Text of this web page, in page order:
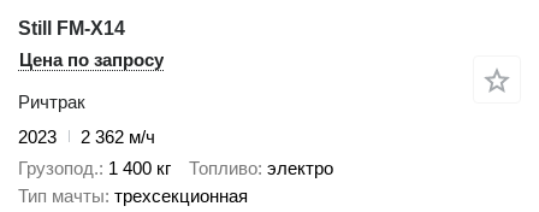
Still FM-X14
Цена по запросу
Ричтрак
2023
2 362 м/ч
Грузопод. 1 400 кг Топливо электро
Тип мачты трехсекционная